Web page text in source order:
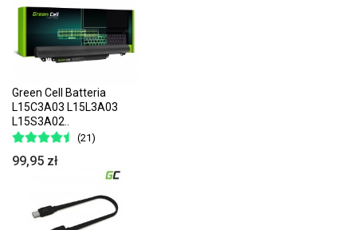
Green Cell Batteria
L15C3A03 L15L3A03
L15S3A02..
(21)
99,95 zł